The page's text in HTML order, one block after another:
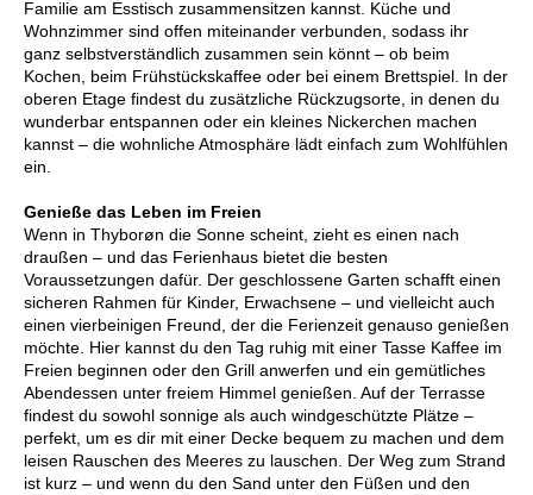
Familie am Esstisch zusammensitzen kannst. Küche und
Wohnzimmer sind offen miteinander verbunden, sodass ihr
ganz selbstverständlich zusammen sein könnt – ob beim
Kochen, beim Frühstückskaffee oder bei einem Brettspiel. In der
oberen Etage findest du zusätzliche Rückzugsorte, in denen du
wunderbar entspannen oder ein kleines Nickerchen machen
kannst – die wohnliche Atmosphäre lädt einfach zum Wohlfühlen
ein.
Genieße das Leben im Freien
Wenn in Thyborøn die Sonne scheint, zieht es einen nach
draußen – und das Ferienhaus bietet die besten
Voraussetzungen dafür. Der geschlossene Garten schafft einen
sicheren Rahmen für Kinder, Erwachsene – und vielleicht auch
einen vierbeinigen Freund, der die Ferienzeit genauso genießen
möchte. Hier kannst du den Tag ruhig mit einer Tasse Kaffee im
Freien beginnen oder den Grill anwerfen und ein gemütliches
Abendessen unter freiem Himmel genießen. Auf der Terrasse
findest du sowohl sonnige als auch windgeschützte Plätze –
perfekt, um es dir mit einer Decke bequem zu machen und dem
leisen Rauschen des Meeres zu lauschen. Der Weg zum Strand
ist kurz – und wenn du den Sand unter den Füßen und den